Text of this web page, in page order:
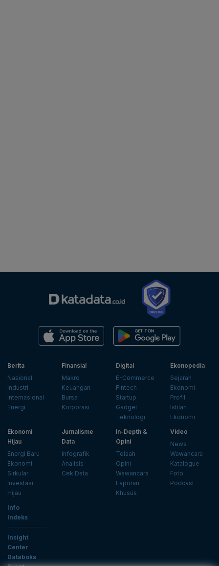
Berita
Nasional
Industri
Internasional
Energi
Finansial
Makro
Keuangan
Bursa
Korporasi
Digital
E-Commerce
Fintech
Startup
Gadget
Teknologi
Ekonopedia
Sejarah
Ekonomi
Profil
Istilah
Ekonomi
Ekonomi
Hijau
Energi Baru
Ekonomi
Sirkular
Investasi
Hijau
Jurnalisme
Data
Infografik
Analisis
Cek Data
In-Depth &
Opini
Telaah
Opini
Wawancara
Laporan
Khusus
Video
News
Wawancara
Katalogue
Foto
Podcast
Info
Indeks
Insight
Center
Databoks